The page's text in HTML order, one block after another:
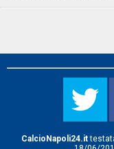
CalcioNapoli24.it